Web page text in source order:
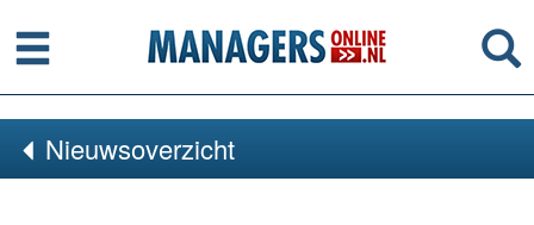
Menu
Nieuwsoverzicht